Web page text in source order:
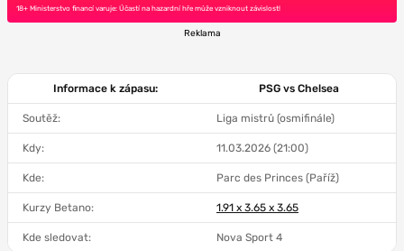
18+ Ministerstvo financí varuje: Účastí na hazardní hře může vzniknout závislost!
Reklama
Informace k zápasu: PSG vs Chelsea
Soutěž: Liga mistrů (osmifinále)
Kdy: 11.03.2026 (21:00)
Kde: Parc des Princes (Paříž)
Kurzy Betano: 1.91 x 3.65 x 3.65
Kde sledovat: Nova Sport 4